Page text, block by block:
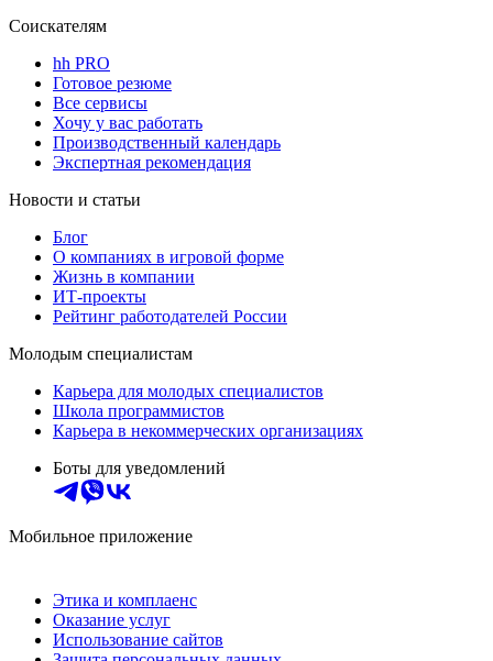
Соискателям
hh PRO
Готовое резюме
Все сервисы
Хочу у вас работать
Производственный календарь
Экспертная рекомендация
Новости и статьи
Блог
О компаниях в игровой форме
Жизнь в компании
ИТ-проекты
Рейтинг работодателей России
Молодым специалистам
Карьера для молодых специалистов
Школа программистов
Карьера в некоммерческих организациях
Боты для уведомлений
Мобильное приложение
Этика и комплаенс
Оказание услуг
Использование сайтов